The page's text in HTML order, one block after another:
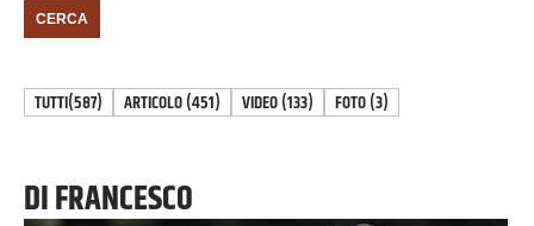
CERCA
TUTTI(587) ARTICOLO(451) VIDEO(133) FOTO(3)
DI FRANCESCO